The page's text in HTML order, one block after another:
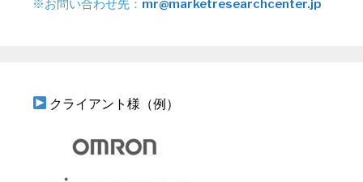
※お問い合わせ先： mr@marketresearchcenter.jp
クライアント様（例）